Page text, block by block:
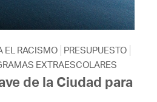
EL RACISMO PRESUPUESTO
EXTRAESCOLARES
de la Ciudad para